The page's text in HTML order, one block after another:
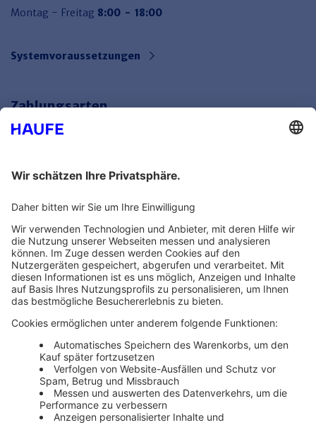
Montag - Freitag 8:00 - 18:00
Systemvoraussetzungen
Zahlungsarten
Themenwelten und Produktschulungen
Haufe Group